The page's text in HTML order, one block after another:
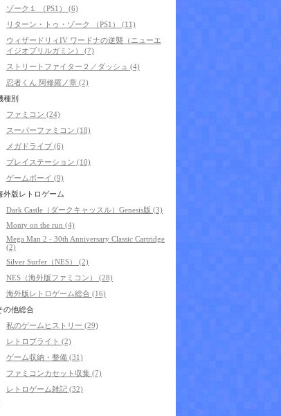
ゾーク１ （PS1） (6)
リターン・トゥ・ゾーク （PS1） (11)
ウィザードリィIV ワードナの逆襲（ニューエ
イジオブリルガミン） (7)
ストリートファイター２／ダッシュ (4)
忍者くん 阿修羅ノ章 (2)
種別
ファミコン (24)
スーパーファミコン (18)
メガドライブ (6)
プレイステーション (10)
ゲームボーイ (9)
外版レトロゲーム
Dark Castle（ダークキャッスル）Genesis版 (3)
Monty on the run (4)
Mega Man 2 - 30th Anniversary Classic Cartridge
(2)
Silver Surfer（NES） (2)
NES（海外版ファミコン） (28)
海外版レトロゲーム総合 (16)
の他総合
私のゲームヒストリー (29)
レトロブライト (2)
ゲーム収納・整備 (31)
ファミコンカセット収集 (7)
レトロゲーム雑記 (32)